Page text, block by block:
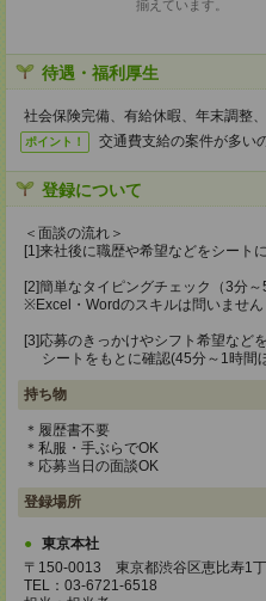
揃えています。
待遇・福利厚生
社会保険完備、有給休暇、年末調整
ポイント！ 交通費支給の案件が多い
登録について
＜面談の流れ＞
[1]来社後に職歴や希望などをシート
[2]簡単なタイピングチェック（3分～
※Excel・Wordのスキルは問いません
[3]応募のきっかけやシフト希望などを
シートをもとに確認(45分～1時間
持ち物
＊履歴書不要
＊私服・手ぶらでOK
＊応募当日の面談OK
登録場所
東京本社
〒150-0013 東京都渋谷区恵比寿1
TEL：03-6721-6518